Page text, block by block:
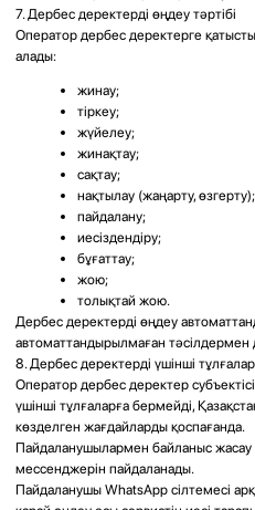
О нас
Об основателе
Прайс услуг
Лицензии и сертификаты
Договор оферты
Политика конфеденциальности
Услуги
Лечение гайморита
Септопластика